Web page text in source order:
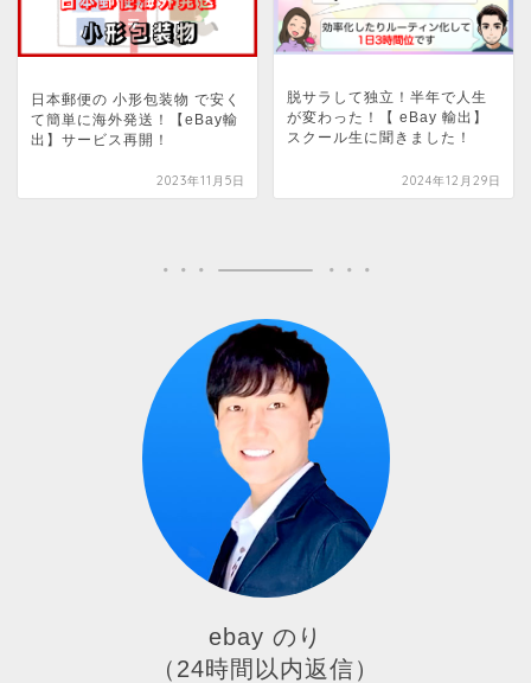
日本郵便の 小形包装物 で安く
て簡単に海外発送！【eBay輸
出】サービス再開！
2023年11月5日
脱サラして独立！半年で人生
が変わった！【 eBay 輸出】
スクール生に聞きました！
2024年12月29日
ebay のり
（24時間以内返信）